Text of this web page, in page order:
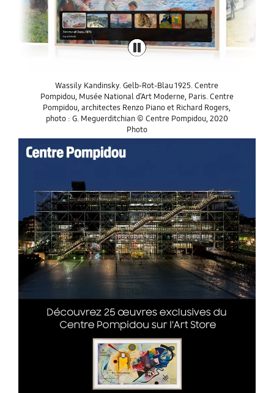
Wassily Kandinsky. Gelb-Rot-Blau 1925. Centre
Pompidou, Musée National d’Art Moderne, Paris. Centre
Pompidou, architectes Renzo Piano et Richard Rogers,
photo : G. Meguerditchian © Centre Pompidou, 2020
Photo